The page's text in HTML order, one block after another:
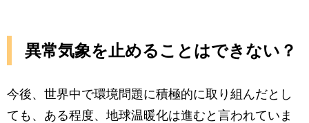
異常気象を止めることはできない？
今後、世界中で環境問題に積極的に取り組んだとし
ても、ある程度、地球温暖化は進むと言われていま